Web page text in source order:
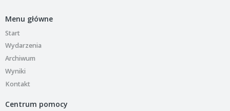
Menu główne
Start
Wydarzenia
Archiwum
Wyniki
Kontakt
Centrum pomocy